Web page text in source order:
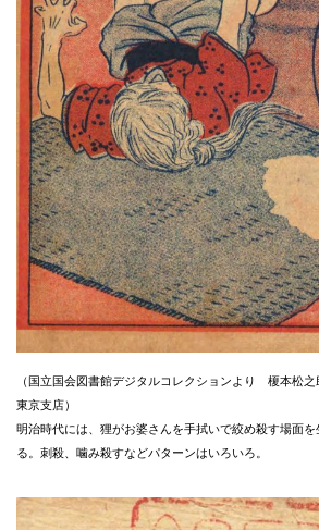
（国立国会図書館デジタルコレクションより 榎本松
東京支店）
明治時代には、狸がお婆さんを手拭いで絞め殺す場面
る。刺殺、噛み殺すなどパターンはいろいろ。